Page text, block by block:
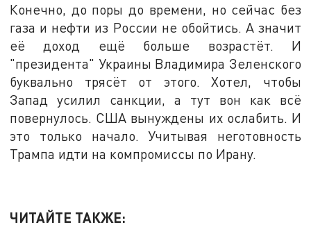
Конечно, до поры до времени, но сейчас без
газа и нефти из России не обойтись. А значит
её доход ещё больше возрастёт. И
"президента" Украины Владимира Зеленского
буквально трясёт от этого. Хотел, чтобы
Запад усилил санкции, а тут вон как всё
повернулось. США вынуждены их ослабить. И
это только начало. Учитывая неготовность
Трампа идти на компромиссы по Ирану.
ЧИТАЙТЕ ТАКЖЕ: